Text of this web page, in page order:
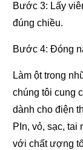
Bước 3: Lấy
đúng chiều.
Bước 4: Đóng
Làm ột trong
chúng tôi cung
dành cho điện
PIn, vỏ, sạc, tai
với chất ượng